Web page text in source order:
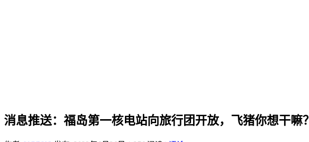
消息推送：福岛第一核电站向旅行团开放，飞猪你想干嘛？